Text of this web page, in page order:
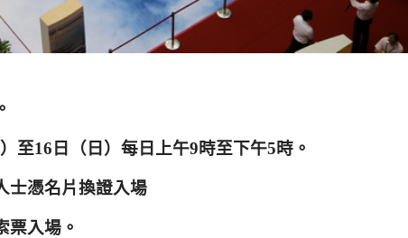
至16 日（日）每日上午9時至下午5時。
士憑名片換證入場
票入場。